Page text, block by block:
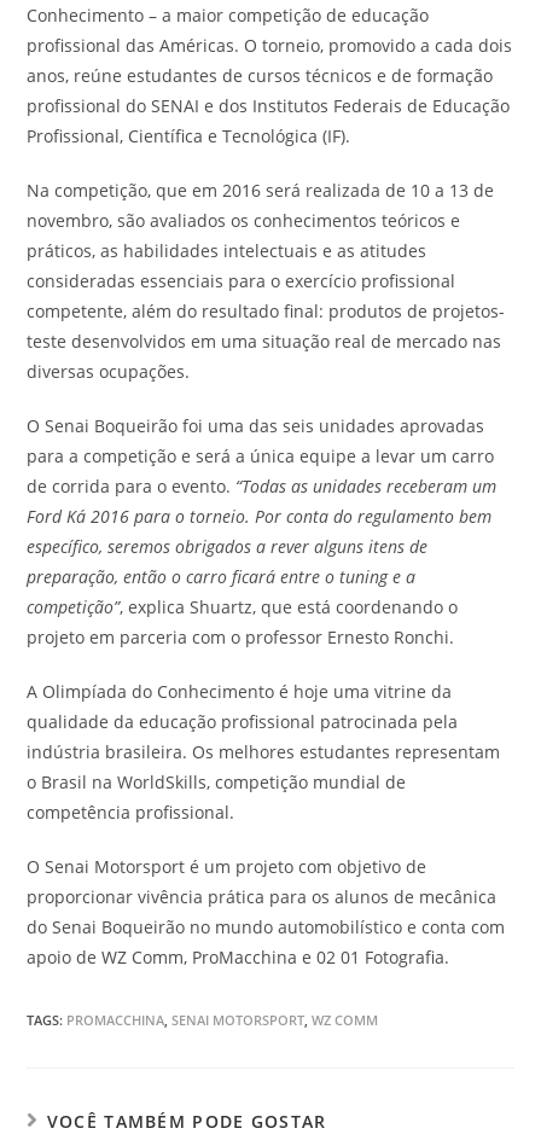
Conhecimento – a maior competição de educação
profissional das Américas. O torneio, promovido a cada dois
anos, reúne estudantes de cursos técnicos e de formação
profissional do SENAI e dos Institutos Federais de Educação
Profissional, Científica e Tecnológica (IF).
Na competição, que em 2016 será realizada de 10 a 13 de
novembro, são avaliados os conhecimentos teóricos e
práticos, as habilidades intelectuais e as atitudes
consideradas essenciais para o exercício profissional
competente, além do resultado final: produtos de projetos-
teste desenvolvidos em uma situação real de mercado nas
diversas ocupações.
O Senai Boqueirão foi uma das seis unidades aprovadas
para a competição e será a única equipe a levar um carro
de corrida para o evento. “Todas as unidades receberam um
Ford Ká 2016 para o torneio. Por conta do regulamento bem
específico, seremos obrigados a rever alguns itens de
preparação, então o carro ficará entre o tuning e a
competição”, explica Shuartz, que está coordenando o
projeto em parceria com o professor Ernesto Ronchi.
A Olimpíada do Conhecimento é hoje uma vitrine da
qualidade da educação profissional patrocinada pela
indústria brasileira. Os melhores estudantes representam
o Brasil na WorldSkills, competição mundial de
competência profissional.
O Senai Motorsport é um projeto com objetivo de
proporcionar vivência prática para os alunos de mecânica
do Senai Boqueirão no mundo automobilístico e conta com
apoio de WZ Comm, ProMacchina e 02 01 Fotografia.
TAGS: PROMACCHINA, SENAI MOTORSPORT, WZ COMM
VOCÊ TAMBÉM PODE GOSTAR